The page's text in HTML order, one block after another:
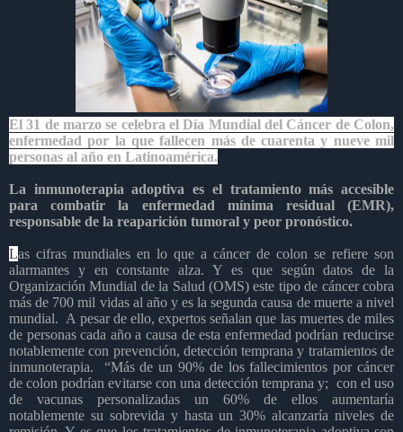
El 31 de marzo se celebra el Día Mundial del Cáncer de Colon,
enfermedad por la que fallecen más de cuarenta y nueve mil
personas al año en Latinoamérica.
La inmunoterapia adoptiva es el tratamiento más accesible
para combatir la enfermedad mínima residual (EMR),
responsable de la reaparición tumoral y peor pronóstico.
Las cifras mundiales en lo que a cáncer de colon se refiere son
alarmantes y en constante alza. Y es que según datos de la
Organización Mundial de la Salud (OMS) este tipo de cáncer cobra
más de 700 mil vidas al año y es la segunda causa de muerte a nivel
mundial. A pesar de ello, expertos señalan que las muertes de miles
de personas cada año a causa de esta enfermedad podrían reducirse
notablemente con prevención, detección temprana y tratamientos de
inmunoterapia.
“Más de un 90% de los fallecimientos por cáncer
de colon podrían evitarse con una detección temprana y; con el uso
de vacunas personalizadas un 60% de ellos aumentaría
notablemente su sobrevida y hasta un 30% alcanzaría niveles de